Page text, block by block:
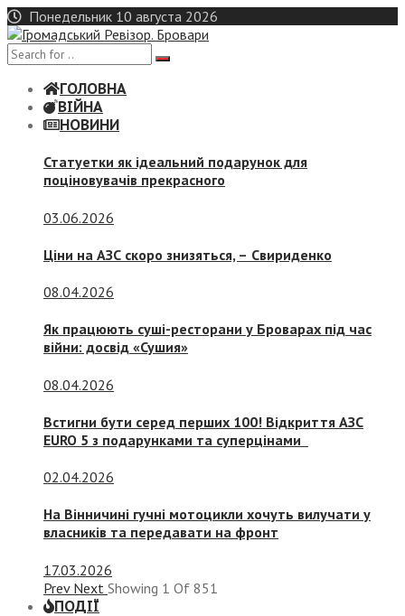
Skip
to
content
Понедельник 10 августа 2026
ГОЛОВНА
ВІЙНА
НОВИНИ
Статуетки як ідеальний подарунок для
поціновувачів прекрасного
03.06.2026
Ціни на АЗС скоро знизяться, – Свириденко
08.04.2026
Як працюють суші-ресторани у Броварах під час
війни: досвід «Сушия»
08.04.2026
Встигни бути серед перших 100! Відкриття АЗС
EURO 5 з подарунками та суперцінами
02.04.2026
На Вінничині гучні мотоцикли хочуть вилучати у
власників та передавати на фронт
17.03.2026
Prev Next Showing 1 Of 851
ПОДІЇ